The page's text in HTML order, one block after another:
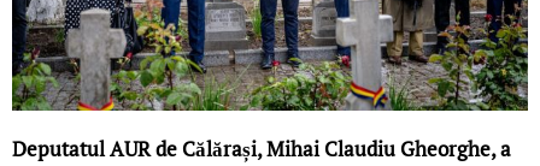
Deputatul AUR de Călărași, Mihai Claudiu Gheorghe, a